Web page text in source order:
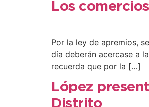
Los
Por la ley de apremios,
día deberán acercase a
recuerda que por la […]
López
Distrito